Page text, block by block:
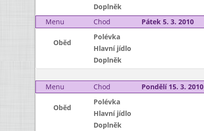
Doplněk
Menu
Chod Pátek 5. 3. 2010
Oběd
Polévka
Hlavní jídlo
Doplněk
Menu
Chod Pondělí 15. 3. 2010
Oběd
Polévka
Hlavní jídlo
Doplněk